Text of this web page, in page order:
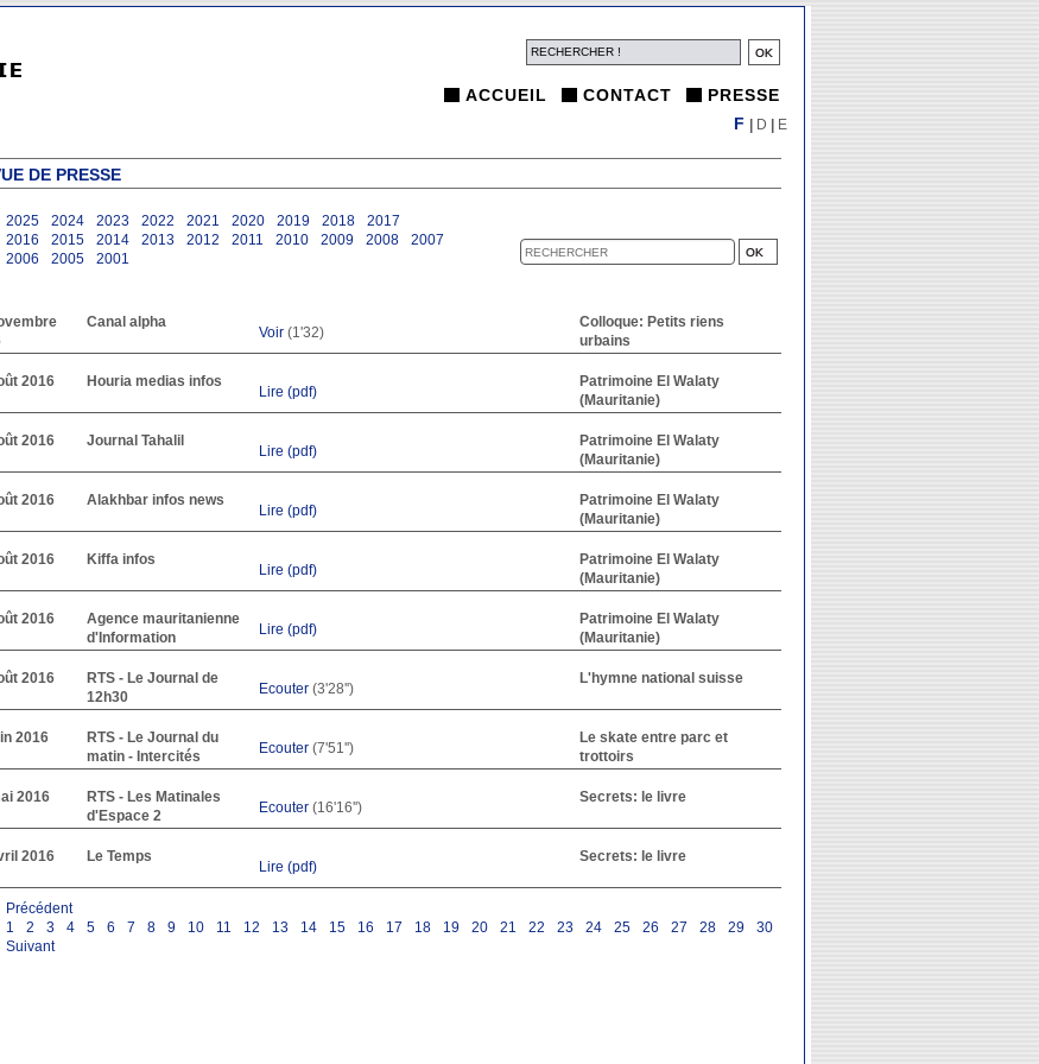
ACCUEIL CONTACT PRESSE
DE PRESSE
2025 2024 2023 2022 2021 2020 2019 2018
2017
2016
2015 2014 2013 2012 2011 2010 2009 2008
2007
2006
2005 2001
Canal alpha
Voir (1'32)
Colloque: Petits riens
urbains
2016 Houria medias infos
Lire (pdf)
Patrimoine El Walaty
(Mauritanie)
2016 Journal Tahalil
Lire (pdf)
Patrimoine El Walaty
(Mauritanie)
2016 Alakhbar infos news
Lire (pdf)
Patrimoine El Walaty
(Mauritanie)
2016 Kiffa infos
Lire (pdf)
Patrimoine El Walaty
(Mauritanie)
2016
Agence mauritanienne
d'Information
Lire (pdf)
Patrimoine El Walaty
(Mauritanie)
2016
RTS - Le Journal de
12h30
Ecouter (3'28'')
L'hymne national suisse
2016
RTS - Le Journal du
matin - Intercités
Ecouter (7'51'')
Le skate entre parc et
trottoirs
2016
RTS - Les Matinales
d'Espace 2
Ecouter (16'16'')
Secrets: le livre
2016 Le Temps
Lire (pdf)
Secrets: le livre
Précédent
1
2 3 4 5 6 7 8 9 10 11 12 13 14 15 16 17 18 19 20 21 22 23 24 25 26 27 28 29 30
Suivant
F D E